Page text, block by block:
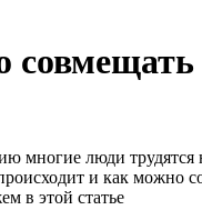
совмещать
многие люди трудятся
и как можно
в этой статье